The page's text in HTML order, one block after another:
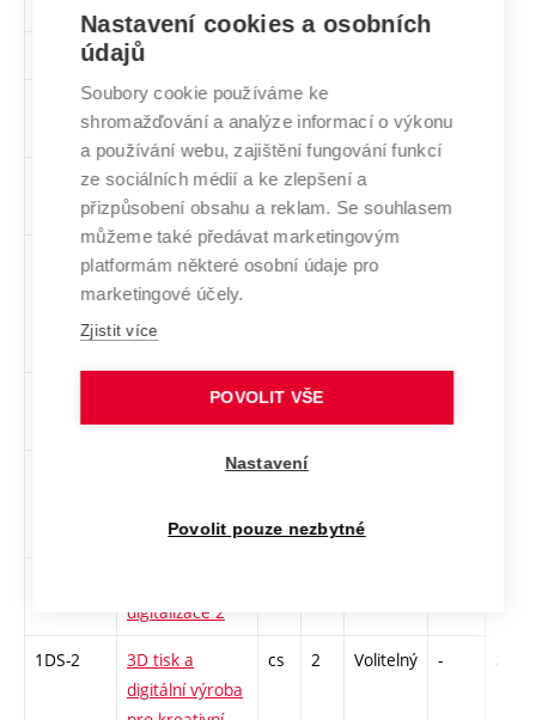
Rétorika
Skriptovací
jazyky
cs,
en
5
Sport a nová
média
cs 3 Volitelný
Tvorba
webových
cs,
5 Volitelný
Typografie a
publikování
cs,
en
4
cs
digitalizace 2
1DS-2
3D tisk a
digitální výroba
cs 2 Volitelný - zá
Nastavení cookies a osobních
údajů
Soubory cookie používáme ke
shromažďování a analýze informací o výkonu
a používání webu, zajištění fungování funkcí
ze sociálních médií a ke zlepšení a
přizpůsobení obsahu a reklam. Se souhlasem
můžeme také předávat marketingovým
platformám některé osobní údaje pro
marketingové účely.
Zjistit více
POVOLIT VŠE
Nastavení
Povolit pouze nezbytné